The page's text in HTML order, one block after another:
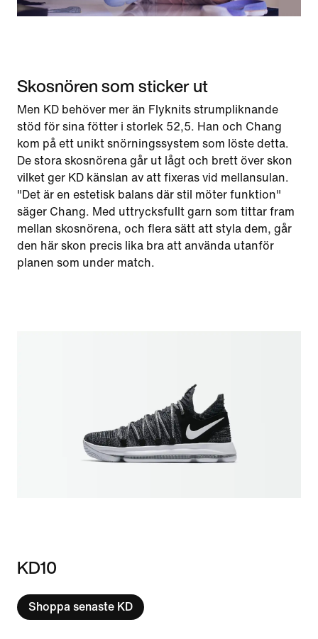
Skosnören som sticker ut
Men KD behöver mer än Flyknits strumpliknande
stöd för sina fötter i storlek 52,5. Han och Chang
kom på ett unikt snörningssystem som löste detta.
De stora skosnörena går ut lågt och brett över skon
vilket ger KD känslan av att fixeras vid mellansulan.
"Det är en estetisk balans där stil möter funktion"
säger Chang. Med uttrycksfullt garn som tittar fram
mellan skosnörena, och flera sätt att styla dem, går
den här skon precis lika bra att använda utanför
planen som under match.
KD10
Shoppa senaste KD